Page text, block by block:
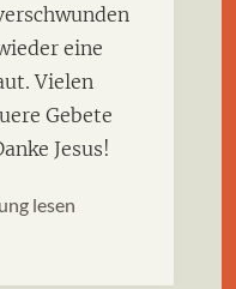
eine
Vielen
Gebete
Jesus!
lesen